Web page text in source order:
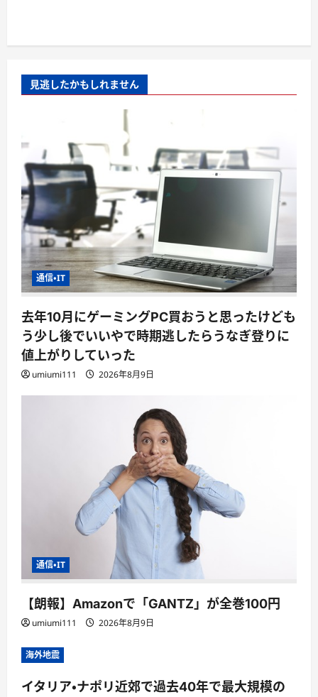
見逃したかもしれません
通信・IT
去年10月にゲーミングPC買おうと思ったけども
う少し後でいいやで時期逃したらうなぎ登りに
値上がりしていった
umiumi111 2026年8月9日
通信・IT
【朗報】Amazonで「GANTZ」が全巻100円
umiumi111 2026年8月9日
海外地震
イタリア・ナポリ近郊で過去40年で最大規模の